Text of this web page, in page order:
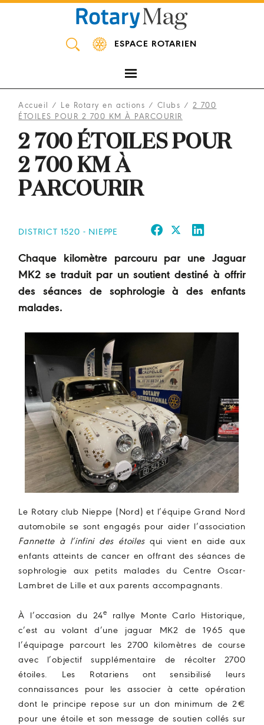
ESPACE ROTARIEN
Accueil / Le Rotary en actions / Clubs / 2 700
ÉTOILES POUR 2 700 KM À PARCOURIR
2 700 ÉTOILES POUR
2 700 KM À
PARCOURIR
DISTRICT 1520 - NIEPPE
Chaque kilomètre parcouru par une Jaguar
MK2 se traduit par un soutient destiné à offrir
des séances de sophrologie à des enfants
malades.
Le Rotary club Nieppe (Nord) et l’équipe Grand Nord
automobile se sont engagés pour aider l’association
Fannette à l’infini des étoiles qui vient en aide aux
enfants atteints de cancer en offrant des séances de
sophrologie aux petits malades du Centre Oscar-
Lambret de Lille et aux parents accompagnants.
À l’occasion du 24e
rallye Monte Carlo Historique,
c’est au volant d’une jaguar MK2 de 1965 que
l’équipage parcourt les 2700 kilomètres de course
avec l’objectif supplémentaire de récolter 2700
étoiles. Les Rotariens ont sensibilisé leurs
connaissances pour les associer à cette opération
dont le principe repose sur un don minimum de 2€
pour une étoile et son message de soutien collés sur
Panneau de gestion des cookies